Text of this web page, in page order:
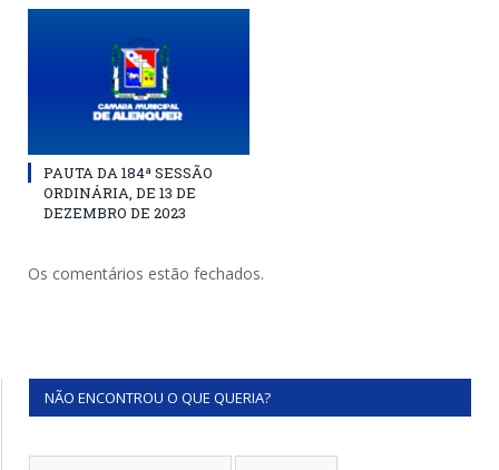
PAUTA DA 184ª SESSÃO
ORDINÁRIA, DE 13 DE
DEZEMBRO DE 2023
Os comentários estão fechados.
NÃO ENCONTROU O QUE QUERIA?